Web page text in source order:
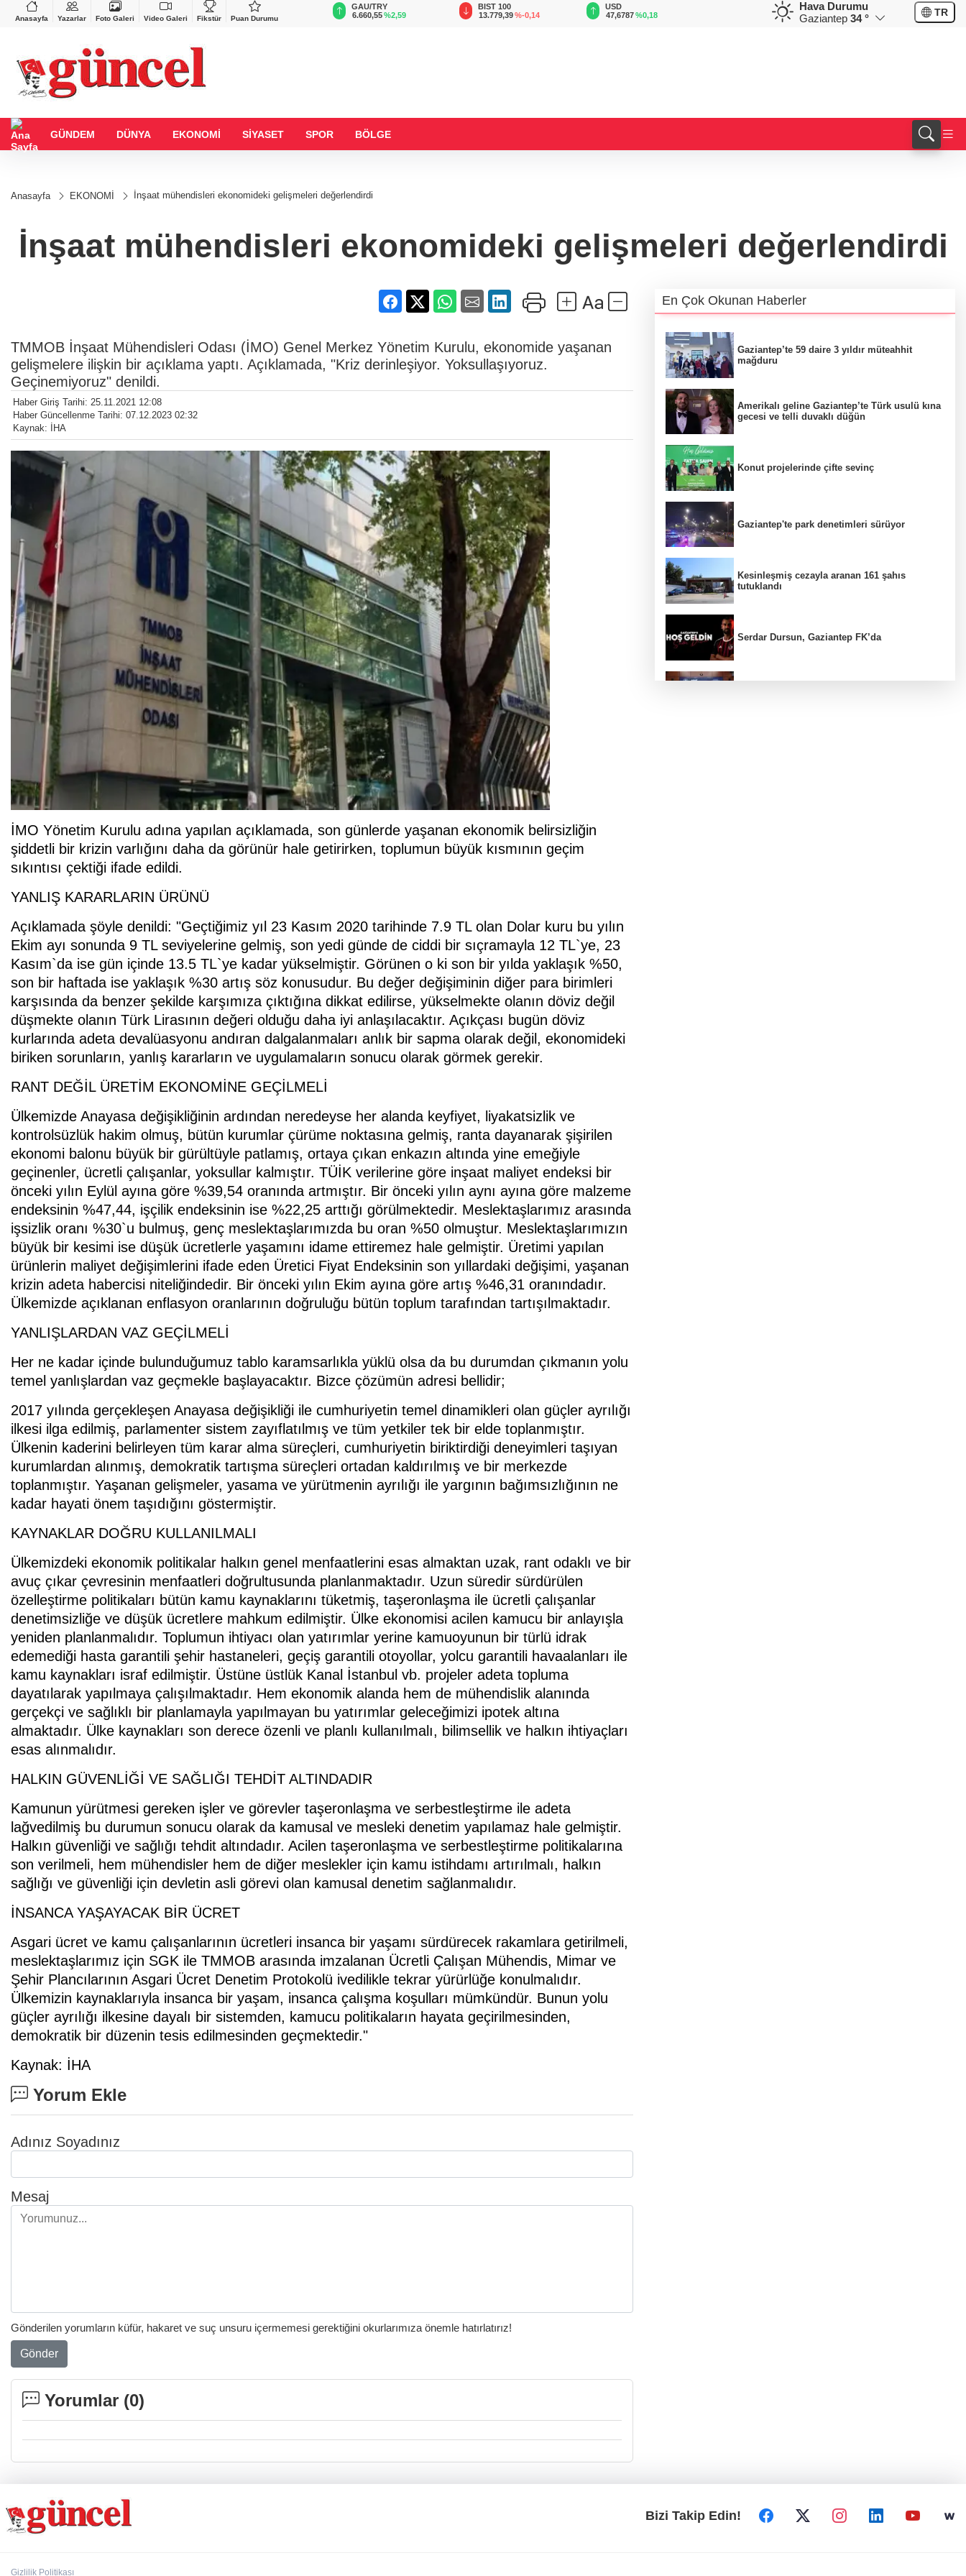
Anasayfa Yazarlar Foto Galeri Video Galeri Fikstür Puan Durumu
%-0,22
VND
0,0018
%0,32
GAU/TRY
6.660,55%2,59
BIST 100
13.779,39%-0,14
USD
47,6787%0,18
EUR
55,1254 %0,32 %0,38
CHF
59,0083
Hava Durumu
Gaziantep 34 ° TR
GÜNDEM DÜNYA EKONOMİ SİYASET SPOR BÖLGE
Anasayfa EKONOMİ İnşaat mühendisleri ekonomideki gelişmeleri değerlendirdi
İnşaat mühendisleri ekonomideki gelişmeleri değerlendirdi
TMMOB İnşaat Mühendisleri Odası (İMO) Genel Merkez Yönetim Kurulu, ekonomide yaşanan
gelişmelere ilişkin bir açıklama yaptı. Açıklamada, "Kriz derinleşiyor. Yoksullaşıyoruz.
Geçinemiyoruz" denildi.
Haber Giriş Tarihi: 25.11.2021 12:08
Haber Güncellenme Tarihi: 07.12.2023 02:32
Kaynak: İHA
İMO Yönetim Kurulu adına yapılan açıklamada, son günlerde yaşanan ekonomik belirsizliğin
şiddetli bir krizin varlığını daha da görünür hale getirirken, toplumun büyük kısmının geçim
sıkıntısı çektiği ifade edildi.
YANLIŞ KARARLARIN ÜRÜNÜ
Açıklamada şöyle denildi: "Geçtiğimiz yıl 23 Kasım 2020 tarihinde 7.9 TL olan Dolar kuru bu yılın
Ekim ayı sonunda 9 TL seviyelerine gelmiş, son yedi günde de ciddi bir sıçramayla 12 TL`ye, 23
Kasım`da ise gün içinde 13.5 TL`ye kadar yükselmiştir. Görünen o ki son bir yılda yaklaşık %50,
son bir haftada ise yaklaşık %30 artış söz konusudur. Bu değer değişiminin diğer para birimleri
karşısında da benzer şekilde karşımıza çıktığına dikkat edilirse, yükselmekte olanın döviz değil
düşmekte olanın Türk Lirasının değeri olduğu daha iyi anlaşılacaktır. Açıkçası bugün döviz
kurlarında adeta devalüasyonu andıran dalgalanmaları anlık bir sapma olarak değil, ekonomideki
biriken sorunların, yanlış kararların ve uygulamaların sonucu olarak görmek gerekir.
RANT DEĞİL ÜRETİM EKONOMİNE GEÇİLMELİ
Ülkemizde Anayasa değişikliğinin ardından neredeyse her alanda keyfiyet, liyakatsizlik ve
kontrolsüzlük hakim olmuş, bütün kurumlar çürüme noktasına gelmiş, ranta dayanarak şişirilen
ekonomi balonu büyük bir gürültüyle patlamış, ortaya çıkan enkazın altında yine emeğiyle
geçinenler, ücretli çalışanlar, yoksullar kalmıştır. TÜİK verilerine göre inşaat maliyet endeksi bir
önceki yılın Eylül ayına göre %39,54 oranında artmıştır. Bir önceki yılın aynı ayına göre malzeme
endeksinin %47,44, işçilik endeksinin ise %22,25 arttığı görülmektedir. Meslektaşlarımız arasında
işsizlik oranı %30`u bulmuş, genç meslektaşlarımızda bu oran %50 olmuştur. Meslektaşlarımızın
büyük bir kesimi ise düşük ücretlerle yaşamını idame ettiremez hale gelmiştir. Üretimi yapılan
ürünlerin maliyet değişimlerini ifade eden Üretici Fiyat Endeksinin son yıllardaki değişimi, yaşanan
krizin adeta habercisi niteliğindedir. Bir önceki yılın Ekim ayına göre artış %46,31 oranındadır.
Ülkemizde açıklanan enflasyon oranlarının doğruluğu bütün toplum tarafından tartışılmaktadır.
YANLIŞLARDAN VAZ GEÇİLMELİ
Her ne kadar içinde bulunduğumuz tablo karamsarlıkla yüklü olsa da bu durumdan çıkmanın yolu
temel yanlışlardan vaz geçmekle başlayacaktır. Bizce çözümün adresi bellidir;
2017 yılında gerçekleşen Anayasa değişikliği ile cumhuriyetin temel dinamikleri olan güçler ayrılığı
ilkesi ilga edilmiş, parlamenter sistem zayıflatılmış ve tüm yetkiler tek bir elde toplanmıştır.
Ülkenin kaderini belirleyen tüm karar alma süreçleri, cumhuriyetin biriktirdiği deneyimleri taşıyan
kurumlardan alınmış, demokratik tartışma süreçleri ortadan kaldırılmış ve bir merkezde
toplanmıştır. Yaşanan gelişmeler, yasama ve yürütmenin ayrılığı ile yargının bağımsızlığının ne
kadar hayati önem taşıdığını göstermiştir.
KAYNAKLAR DOĞRU KULLANILMALI
Ülkemizdeki ekonomik politikalar halkın genel menfaatlerini esas almaktan uzak, rant odaklı ve bir
avuç çıkar çevresinin menfaatleri doğrultusunda planlanmaktadır. Uzun süredir sürdürülen
özelleştirme politikaları bütün kamu kaynaklarını tüketmiş, taşeronlaşma ile ücretli çalışanlar
denetimsizliğe ve düşük ücretlere mahkum edilmiştir. Ülke ekonomisi acilen kamucu bir anlayışla
yeniden planlanmalıdır. Toplumun ihtiyacı olan yatırımlar yerine kamuoyunun bir türlü idrak
edemediği hasta garantili şehir hastaneleri, geçiş garantili otoyollar, yolcu garantili havaalanları ile
kamu kaynakları israf edilmiştir. Üstüne üstlük Kanal İstanbul vb. projeler adeta topluma
dayatılarak yapılmaya çalışılmaktadır. Hem ekonomik alanda hem de mühendislik alanında
gerçekçi ve sağlıklı bir planlamayla yapılmayan bu yatırımlar geleceğimizi ipotek altına
almaktadır. Ülke kaynakları son derece özenli ve planlı kullanılmalı, bilimsellik ve halkın ihtiyaçları
esas alınmalıdır.
HALKIN GÜVENLİĞİ VE SAĞLIĞI TEHDİT ALTINDADIR
Kamunun yürütmesi gereken işler ve görevler taşeronlaşma ve serbestleştirme ile adeta
lağvedilmiş bu durumun sonucu olarak da kamusal ve mesleki denetim yapılamaz hale gelmiştir.
Halkın güvenliği ve sağlığı tehdit altındadır. Acilen taşeronlaşma ve serbestleştirme politikalarına
son verilmeli, hem mühendisler hem de diğer meslekler için kamu istihdamı artırılmalı, halkın
sağlığı ve güvenliği için devletin asli görevi olan kamusal denetim sağlanmalıdır.
İNSANCA YAŞAYACAK BİR ÜCRET
Asgari ücret ve kamu çalışanlarının ücretleri insanca bir yaşamı sürdürecek rakamlara getirilmeli,
meslektaşlarımız için SGK ile TMMOB arasında imzalanan Ücretli Çalışan Mühendis, Mimar ve
Şehir Plancılarının Asgari Ücret Denetim Protokolü ivedilikle tekrar yürürlüğe konulmalıdır.
Ülkemizin kaynaklarıyla insanca bir yaşam, insanca çalışma koşulları mümkündür. Bunun yolu
güçler ayrılığı ilkesine dayalı bir sistemden, kamucu politikaların hayata geçirilmesinden,
demokratik bir düzenin tesis edilmesinden geçmektedir."
Kaynak: İHA
Yorum Ekle
Adınız Soyadınız
Mesaj
Gönderilen yorumların küfür, hakaret ve suç unsuru içermemesi gerektiğini okurlarımıza önemle hatırlatırız!
Gönder
Yorumlar (0)
En Çok Okunan Haberler
Gaziantep’te 59 daire 3 yıldır müteahhit
mağduru
Amerikalı geline Gaziantep’te Türk usulü kına
gecesi ve telli duvaklı düğün
Konut projelerinde çifte sevinç
Gaziantep'te park denetimleri sürüyor
Kesinleşmiş cezayla aranan 161 şahıs
tutuklandı
Serdar Dursun, Gaziantep FK’da
Bizi Takip Edin!
Gizlilik Politikası